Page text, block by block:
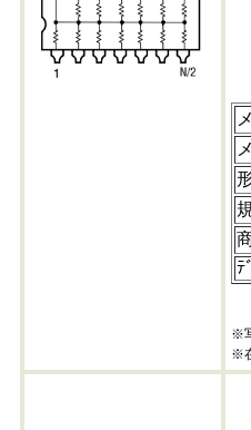
ﾃ
※
※